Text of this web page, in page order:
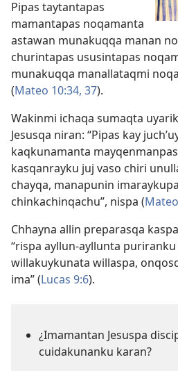
Pipas taytantapas
mamantapas noqamanta
astawan munakuqqa manan
churintapas ususintapas
munakuqqa manallataqmi
(Mateo 10:34, 37).
Wakinmi ichaqa sumaqta
Jesusqa niran: “Pipas kay
kaqkunamanta
kasqanrayku juj vaso chiri
chayqa, manapunin
chinkachinqachu”, nispa (
Chhayna allin preparasqa
“rispa ayllun-ayllunta
willakuykunata willaspa,
ima” (Lucas 9:6).
¿Imamantan Jesuspa
cuidakunanku karan?